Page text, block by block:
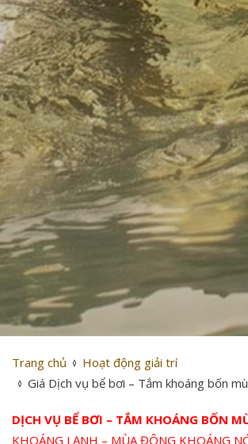
Trang chủ
Hoạt động giải trí
Giá Dịch vụ bể bơi – Tắm khoáng bốn
DỊCH VỤ BỂ BƠI – TẮM KHOÁNG BỐN
KHOÁNG LẠNH – MÙA ĐÔNG KHOÁNG